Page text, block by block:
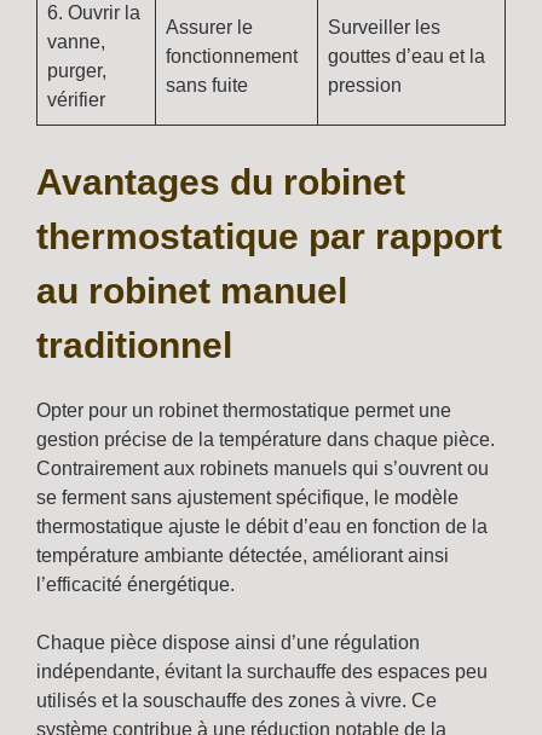
6. Ouvrir la
vanne,
purger,
vérifier
Assurer le
fonctionnement
sans fuite
Surveiller les
gouttes d’eau et la
pression
Avantages du robinet
thermostatique par rapport
au robinet manuel
traditionnel
Opter pour un robinet thermostatique permet une
gestion précise de la température dans chaque pièce.
Contrairement aux robinets manuels qui s’ouvrent ou
se ferment sans ajustement spécifique, le modèle
thermostatique ajuste le débit d’eau en fonction de la
température ambiante détectée, améliorant ainsi
l’efficacité énergétique.
Chaque pièce dispose ainsi d’une régulation
indépendante, évitant la surchauffe des espaces peu
utilisés et la souschauffe des zones à vivre. Ce
système contribue à une réduction notable de la